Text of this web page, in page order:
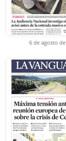
6 de agosto de